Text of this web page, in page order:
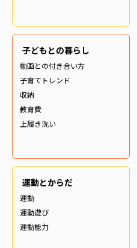
子どもとの暮らし
動画との付き合い方
子育てトレンド
収納
教育費
上履き洗い
運動とからだ
運動
運動遊び
運動能力